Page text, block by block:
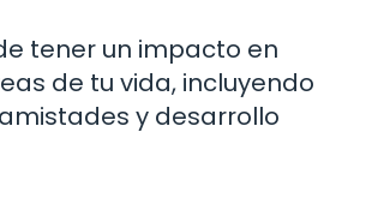
tener un impacto en
de tu vida, incluyendo
y desarrollo